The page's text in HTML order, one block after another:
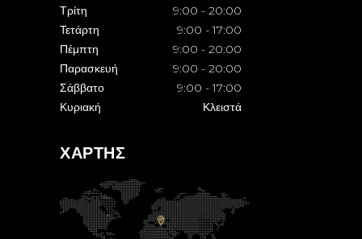
Τρίτη
9:00 - 20:00
Τετάρτη
9:00 - 17:00
Πέμπτη
9:00 - 20:00
Παρασκευή
9:00 - 20:00
Σάββατο
9:00 - 17:00
Κυριακή
Κλειστά
ΧΑΡΤΗΣ